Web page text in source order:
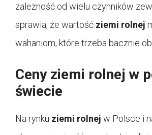
zależność od wielu czynników
sprawia, że wartość ziemi rolnej
wahaniom, które trzeba bacznie
Ceny ziemi rolnej w
świecie
Na rynku ziemi rolnej w Polsce i